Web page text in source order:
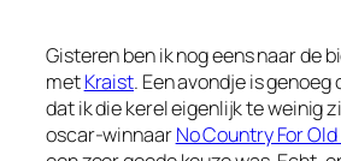
Gisteren ben ik nog eens naar de
metKraist. Een avondje is
dat ik die kerel eigenlijk te weinig
oscar-winnaarNo Country For